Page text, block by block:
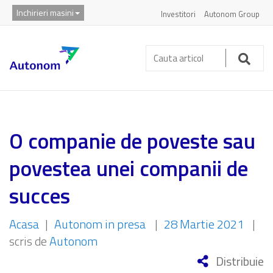
Inchirieri masini Investitori Autonom Group
Cauta
articol:
O companie de poveste sau
povestea unei companii de
succes
Acasa | Autonom in presa | 28 Martie 2021 |
scris deAutonom
Distribuie